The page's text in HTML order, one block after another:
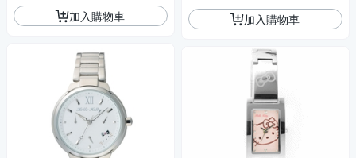
加入購物車 加入購物車